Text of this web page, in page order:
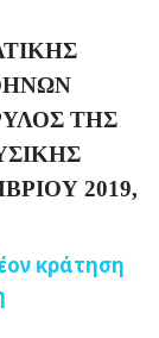
ΤΗΣ
2019,
κράτηση